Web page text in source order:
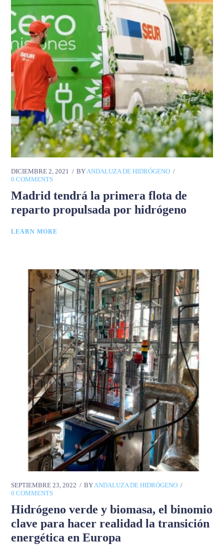
DICIEMBRE 2, 2021 BYANDALUZA DE HIDRÓGENO
0 COMMENTS
Madrid tendrá la primera flota de
reparto propulsada por hidrógeno
LEARN MORE
SEPTIEMBRE 23, 2022 BYANDALUZA DE HIDRÓGENO
0 COMMENTS
Hidrógeno verde y biomasa, el binomio
clave para hacer realidad la transición
energética en Europa